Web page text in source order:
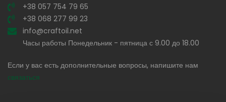
+38 057 754 79 65
+38 068 277 99 23
info@craftoil.net
Часы работы Понедельник - пятница с 9.00 до 18.00
Если у вас есть дополнительные вопросы, напишите нам
связаться